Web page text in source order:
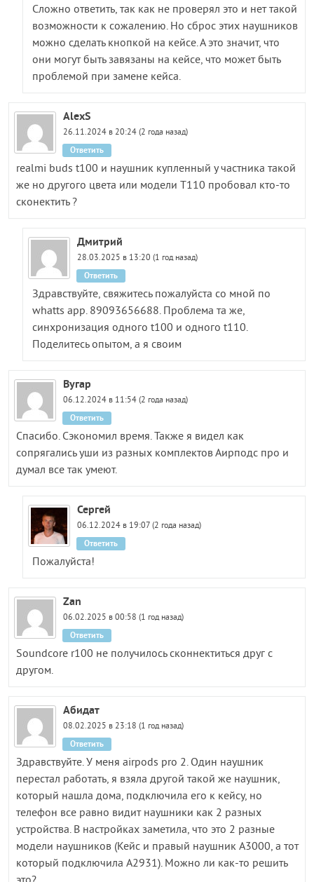
Сложно ответить, так как не проверял это и нет такой
возможности к сожалению. Но сброс этих наушников
можно сделать кнопкой на кейсе. А это значит, что
они могут быть завязаны на кейсе, что может быть
проблемой при замене кейса.
AlexS
26.11.2024 в 20:24 (2 года назад)
realmi buds t100 и наушник купленный у частника такой
же но другого цвета или модели T110 пробовал кто-то
сконектить ?
Ответить
Дмитрий
28.03.2025 в 13:20 (1 год назад)
Здравствуйте, свяжитесь пожалуйста со мной по
whatts app. 89093656688. Проблема та же,
синхронизация одного t100 и одного t110.
Поделитесь опытом, а я своим
Ответить
Вугар
06.12.2024 в 11:54 (2 года назад)
Спасибо. Сэкономил время. Также я видел как
сопрягались уши из разных комплектов Аирподс про и
думал все так умеют.
Ответить
Сергей
06.12.2024 в 19:07 (2 года назад)
Пожалуйста!
Ответить
Zan
06.02.2025 в 00:58 (1 год назад)
Soundcore r100 не получилось сконнектиться друг с
другом.
Ответить
Абидат
08.02.2025 в 23:18 (1 год назад)
Здравствуйте. У меня airpods pro 2. Один наушник
перестал работать, я взяла другой такой же наушник,
который нашла дома, подключила его к кейсу, но
телефон все равно видит наушники как 2 разных
устройства. В настройках заметила, что это 2 разные
модели наушников (Кейс и правый наушник A3000, а тот
который подключила A2931). Можно ли как-то решить
Ответить